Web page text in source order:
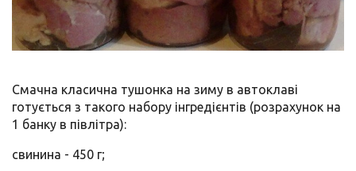
Смачна класична тушонка на зиму в автоклаві
готується з такого набору інгредієнтів (розрахунок на
1 банку в півлітра):
свинина - 450 г;